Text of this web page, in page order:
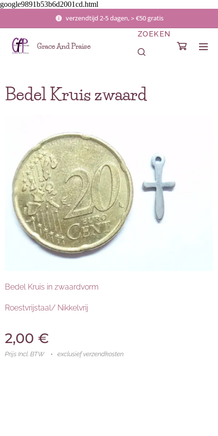
google9891b53b6d2001cd.html
verzendtijd 2-5 dagen, > €50 gratis
Grace And Praise
ZOEKEN
Bedel Kruis zwaard
Bedel Kruis in zwaardvorm
Roestvrijstaal/ Nikkelvrij
2,00 €
Prijs Incl. BTW exclusief verzendkosten